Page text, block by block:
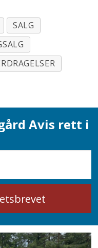
SALG
Avis rett i